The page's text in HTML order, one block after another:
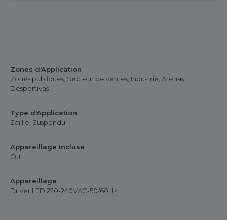
Zones d'Application
Zones publiques, Secteur de ventes, Industrie, Arenas
Desportivas
Type d'Application
Saillie, Suspendu
Appareillage Incluse
Oui
Appareillage
Driver LED 220-240VAC-50/60Hz